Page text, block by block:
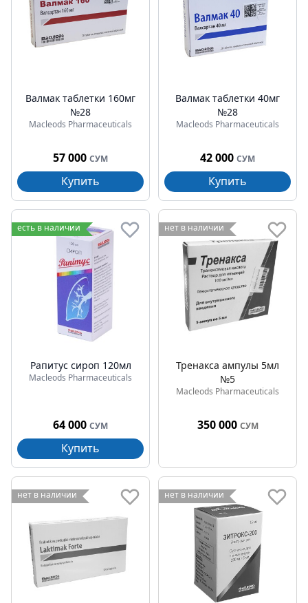
Валмак таблетки 160мг
№28
Macleods Pharmaceuticals
57 000 СУМ
Купить
Валмак таблетки 40мг
№28
Macleods Pharmaceuticals
42 000 СУМ
Купить
есть в наличии
Рапитус сироп 120мл
Macleods Pharmaceuticals
64 000 СУМ
Купить
нет в наличии
Тренакса ампулы 5мл
№5
Macleods Pharmaceuticals
350 000 СУМ
нет в наличии нет в наличии